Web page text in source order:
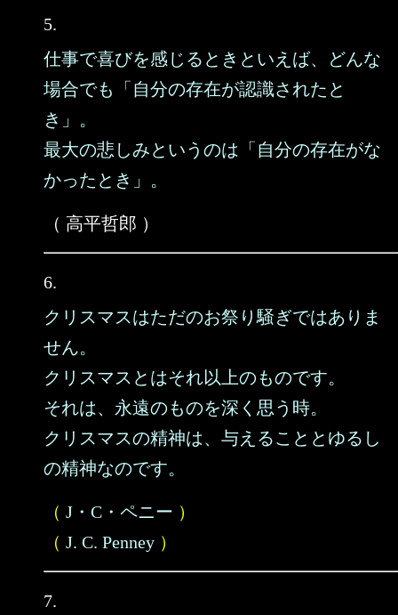
5.
仕事で喜びを感じるときといえば、どんな
場合でも「自分の存在が認識されたと
き」。
最大の悲しみというのは「自分の存在がな
かったとき」。
（ 高平哲郎 ）
6.
クリスマスはただのお祭り騒ぎではありま
せん。
クリスマスとはそれ以上のものです。
それは、永遠のものを深く思う時。
クリスマスの精神は、与えることとゆるし
の精神なのです。
（ J・C・ペニー ）
（ J. C. Penney ）
7.